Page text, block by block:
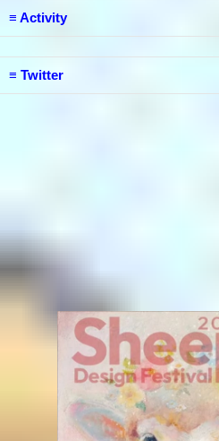
Activity
Twitter